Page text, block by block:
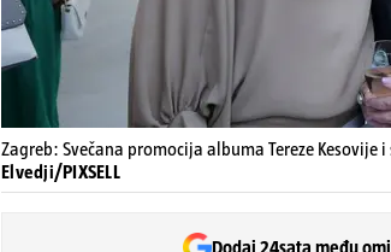
Zagreb: Svečana promocija albuma Tereze Kesovije
Elvedji/PIXSELL
Dodaj 24sata među